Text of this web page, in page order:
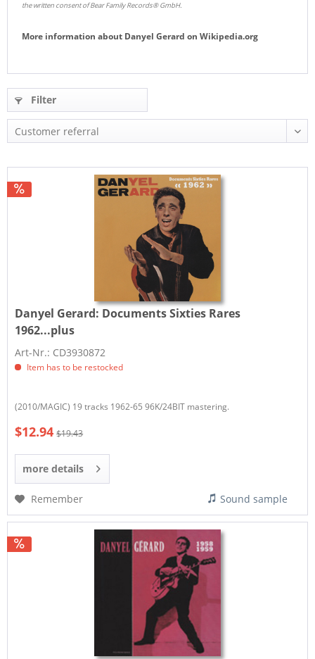
the written consent of Bear Family Records® GmbH.
More information about Danyel Gerard on Wikipedia.org
Filter
Danyel Gerard: Documents Sixties Rares
1962...plus
Art-Nr.: CD3930872
Item has to be restocked
(2010/MAGIC) 19 tracks 1962-65 96K/24BIT mastering.
$12.94 $19.43
more details
Remember Sound sample